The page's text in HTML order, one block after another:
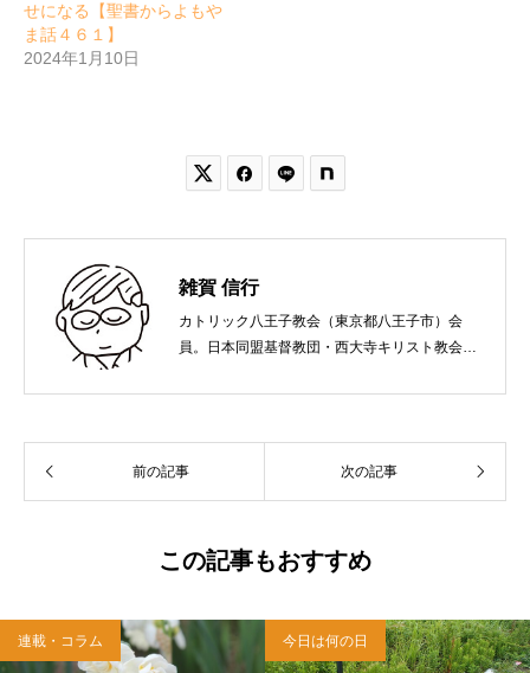
せになる【聖書からよもや
ま話４６１】
2024年1月10日
 
雑賀 信行
カトリック八王子教会（東京都八王子市）会
員。日本同盟基督教団・西大寺キリスト教会
れ。関西学院大学社会学部卒業。９０年代、い
て、雜賀編集工房として独立。
前の記事 次の記事
この記事もおすすめ
連載・コラム 今日は何の日